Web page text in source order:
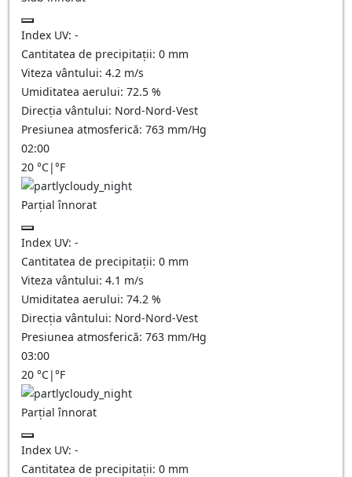
Index UV: -
Cantitatea de precipitații: 0 mm
Viteza vântului: 4.2 m/s
Umiditatea aerului: 72.5 %
Direcția vântului: Nord-Nord-Vest
Presiunea atmosferică: 763 mm/Hg
02:00
20 °C|°F
Parțial înnorat
Index UV: -
Cantitatea de precipitații: 0 mm
Viteza vântului: 4.1 m/s
Umiditatea aerului: 74.2 %
Direcția vântului: Nord-Nord-Vest
Presiunea atmosferică: 763 mm/Hg
03:00
20 °C|°F
Parțial înnorat
Index UV: -
Cantitatea de precipitații: 0 mm